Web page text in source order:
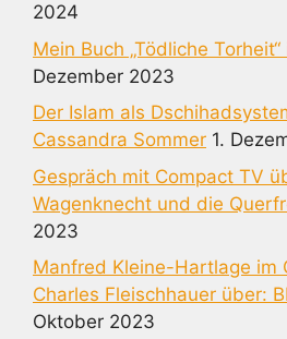
2024
Mein Buch „Tödliche
Dezember 2023
Der Islam als
Cassandra Sommer 1.
Gespräch mit Compact TV
Wagenknecht und die
2023
Manfred Kleine-Hartlage im
Charles Fleischhauer über:
Oktober 2023